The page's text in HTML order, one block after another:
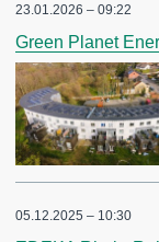
23.01.2026 – 09:22
Green Planet
05.12.2025 – 10:30